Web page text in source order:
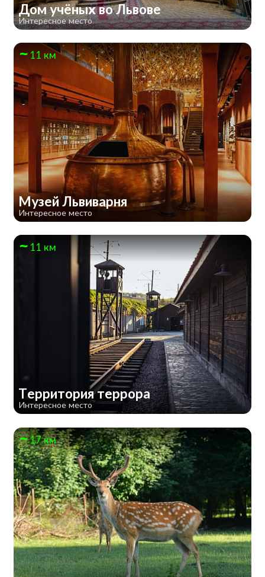
Дом учёных во Львове
Интересное место
11 км
Музей Львиварня
Интересное место
11 км
Территория террора
Интересное место
17 км